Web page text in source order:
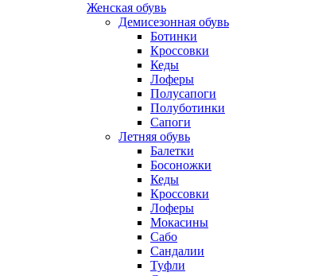
Женская обувь
Демисезонная обувь
Ботинки
Кроссовки
Кеды
Лоферы
Полусапоги
Полуботинки
Сапоги
Летняя обувь
Балетки
Босоножки
Кеды
Кроссовки
Лоферы
Мокасины
Сабо
Сандалии
Туфли